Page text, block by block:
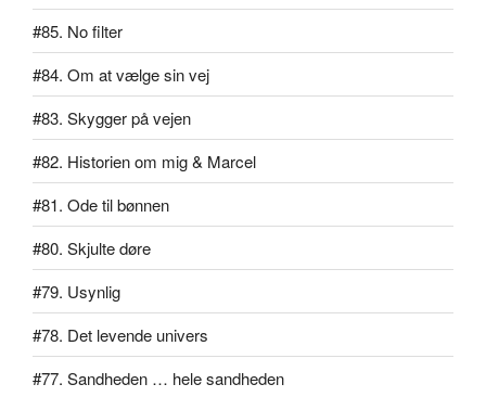
#85. No filter
#84. Om at vælge sin vej
#83. Skygger på vejen
#82. Historien om mig & Marcel
#81. Ode til bønnen
#80. Skjulte døre
#79. Usynlig
#78. Det levende univers
#77. Sandheden … hele sandheden